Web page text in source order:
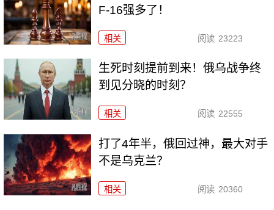
F-16强多了！
相关 阅读 23223
生死时刻提前到来！俄乌战争终
到见分晓的时刻？
相关 阅读 22555
打了4年半，俄回过神，最大对手
不是乌克兰？
相关 阅读 20360